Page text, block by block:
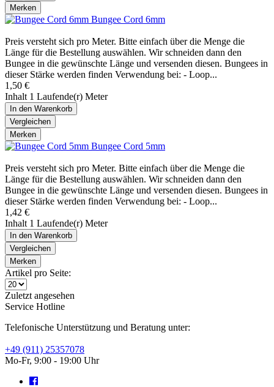
Merken
Bungee Cord 6mm
Preis versteht sich pro Meter. Bitte einfach über die Menge die
Länge für die Bestellung auswählen. Wir schneiden dann den
Bungee in die gewünschte Länge und versenden diesen. Bungees in
dieser Stärke werden finden Verwendung bei: - Loop...
1,50 €
Inhalt 1 Laufende(r) Meter
In den Warenkorb
Vergleichen
Merken
Bungee Cord 5mm
Preis versteht sich pro Meter. Bitte einfach über die Menge die
Länge für die Bestellung auswählen. Wir schneiden dann den
Bungee in die gewünschte Länge und versenden diesen. Bungees in
dieser Stärke werden finden Verwendung bei: - Loop...
1,42 €
Inhalt 1 Laufende(r) Meter
In den Warenkorb
Vergleichen
Merken
Artikel pro Seite:
Zuletzt angesehen
Service Hotline
Telefonische Unterstützung und Beratung unter:
+49 (911) 25357078
Mo-Fr, 9:00 - 19:00 Uhr